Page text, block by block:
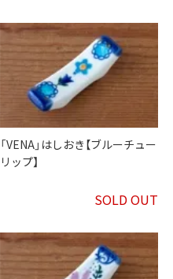
「VENA」はしおき【ブルーチュー
リップ】
SOLD OUT